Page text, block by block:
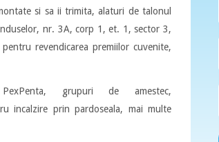
si sa ii trimita, alaturi de talonul
nr. 3A, corp 1, et. 1, sector 3,
revendicarea premiilor cuvenite,
grupuri de amestec,
incalzire prin pardoseala, mai multe